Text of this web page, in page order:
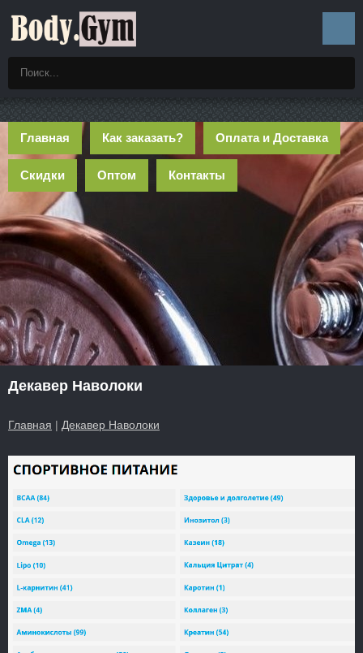
Главная Как заказать? Оплата и Доставка
Скидки Оптом Контакты
Декавер Наволоки
Главная | Декавер Наволоки